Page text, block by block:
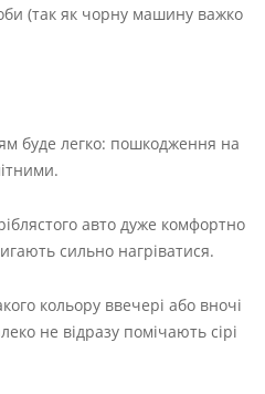
(так як чорну машину важко
буде легко: пошкодження на
авто дуже комфортно
сильно нагріватися.
кольору ввечері або вночі
не відразу помічають сірі